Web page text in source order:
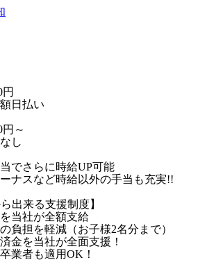
日払い
円～
し
でさらに時給UP可能
ナスなど時給以外の手当も充実!!
出来る支援制度】
当社が全額支給
負担を軽減（お子様2名分まで）
金を当社が全面支援！
業者も適用OK！